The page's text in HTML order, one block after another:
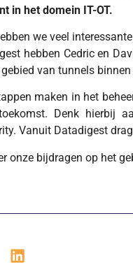
in het domein IT-OT.
we veel
hebben Cedric en
van tunnels
maken in het
Denk hierbij
Vanuit Datadigest
onze bijdragen op het